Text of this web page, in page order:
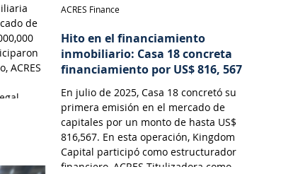
de
ACRES
Hito en el financiamiento
inmobiliario: Casa 18 concreta
financiamiento por US$ 816, 567
En julio de 2025, Casa 18 concretó su
primera emisión en el mercado de
capitales por un monto de hasta US$
816,567. En esta operación, Kingdom
Capital participó como estructurador
financiero, ACRES Titulizadora como
ACRES Finance